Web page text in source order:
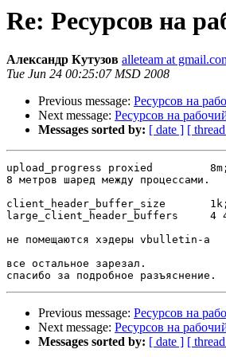
Re: Ресурсов на
Александр Кутузов alleteam at
Tue Jun 24 00:25:07 MSD 2008
Previous message: Ресурсов на
Next message: Ресурсов на
Messages sorted by: [ date ] [
upload_progress proxied         8m;
8 метров шаред между процессами.
client_header_buffer_size       1k;
large_client_header_buffers     4
не помещаются хэдеры vbulletin-a
все остальное зарезал.
Previous message: Ресурсов на
Next message: Ресурсов на
Messages sorted by: [ date ] [